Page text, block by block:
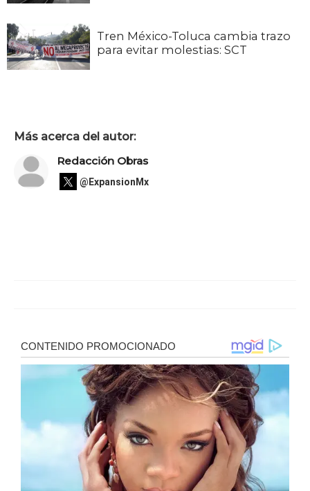
Tren México-Toluca cambia trazo
para evitar molestias: SCT
Más acerca del autor:
Redacción Obras
@ExpansionMx